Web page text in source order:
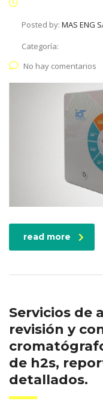
Posted by: MAS ENG
Categoría:
No hay comentarios
read more
Servicios de
revisión y
de h2s,
detallados.